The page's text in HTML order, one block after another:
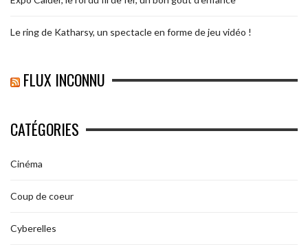
Le ring de Katharsy, un spectacle en forme de jeu vidéo !
FLUX INCONNU
CATÉGORIES
Cinéma
Coup de coeur
Cyberelles